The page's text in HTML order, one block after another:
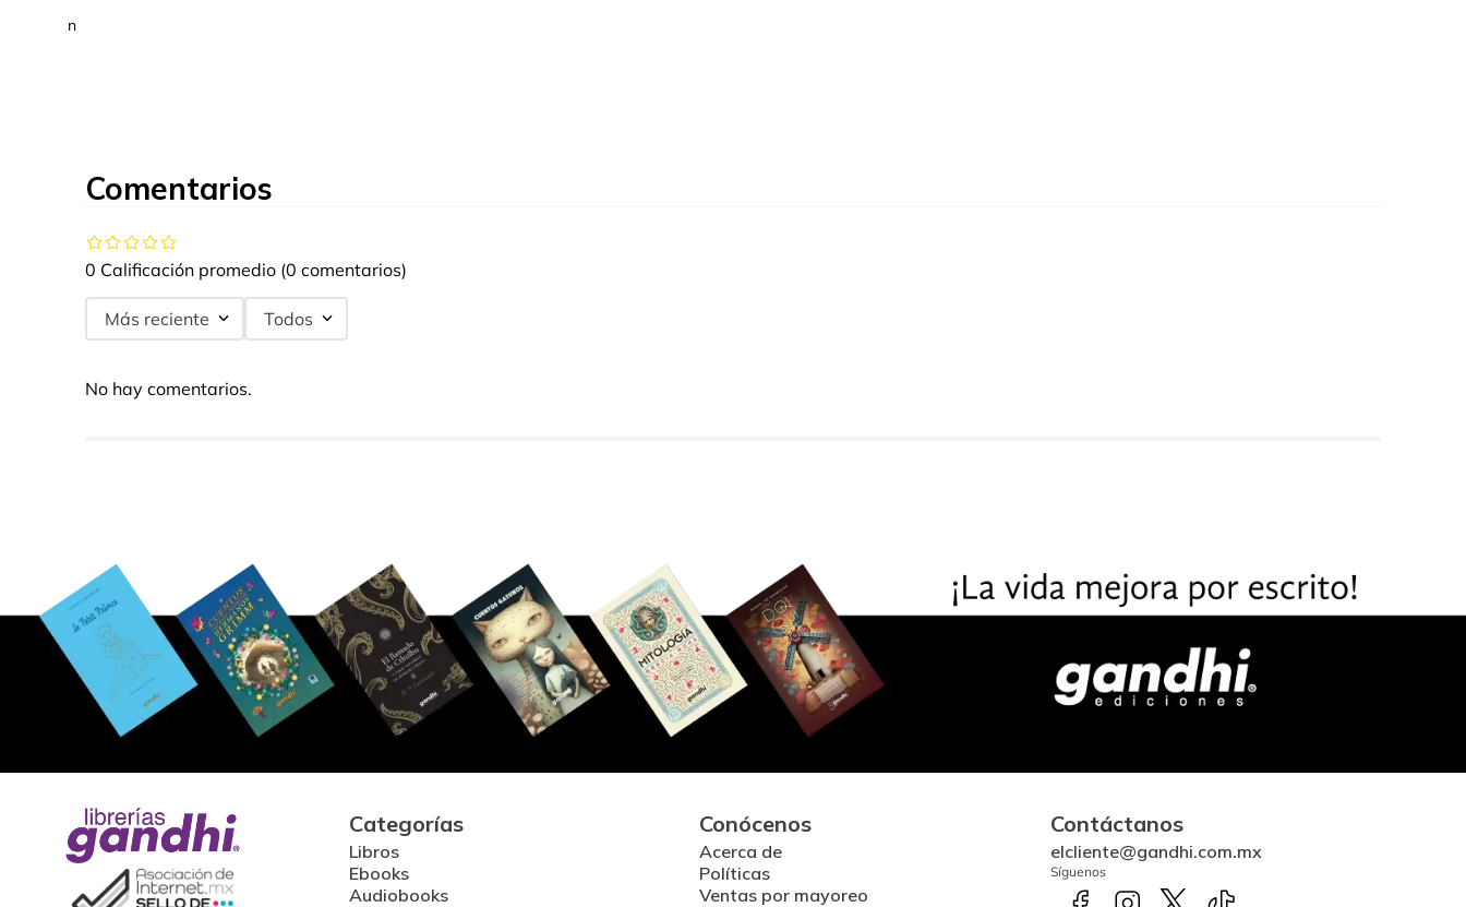
n
Comentarios
0 Calificación promedio (0 comentarios)
Más reciente Todos
No hay comentarios.
Categorías
Libros
Ebooks
Audiobooks
Conócenos
Acerca de
Políticas
Ventas por mayoreo
Contáctanos
elcliente@gandhi.com.mx
Síguenos